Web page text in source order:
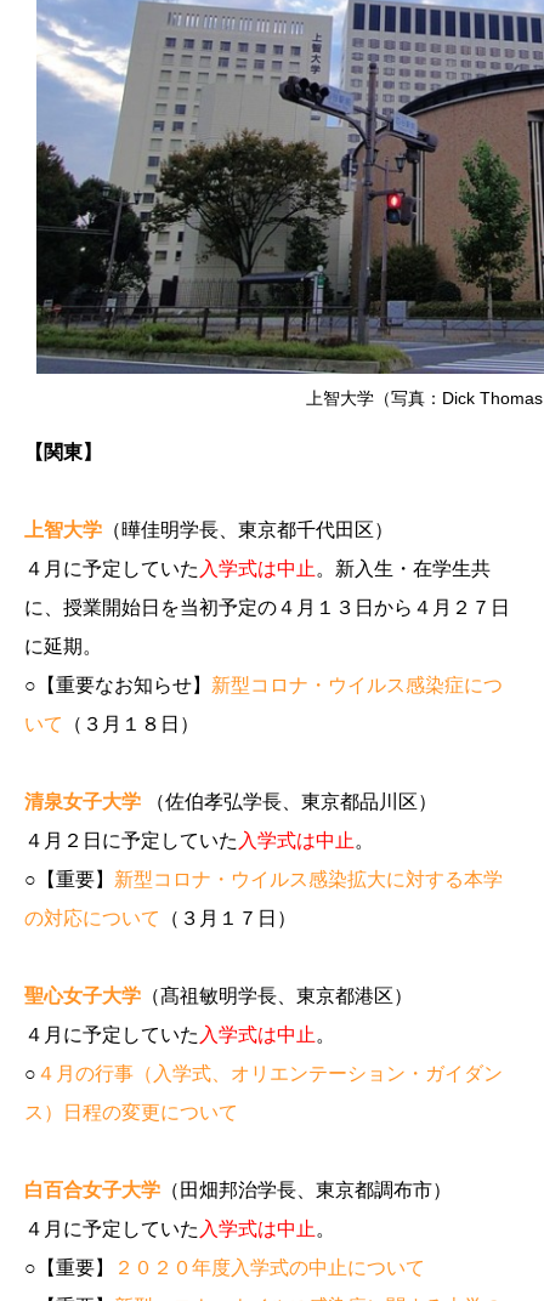
上智大学（写真：Dick
【関東】
上智大学 （曄佳明学長、東京都千代田区）
４月に予定していた 入学式は中止 。新入生・在学生共
に、授業開始日を当初予定の４月１３日から４月２７日
に延期。
○【重要なお知らせ】 新型コロナ・ウイルス感染症につ
いて
（３月１８日）
清泉女子大学 （佐伯孝弘学長、東京都品川区）
４月２日に予定していた 入学式は中止 。
○【重要】 新型コロナ・ウイルス感染拡大に対する本学
の対応について
（３月１７日）
聖心女子大学 （髙祖敏明学長、東京都港区）
４月に予定していた 入学式は中止 。
○ ４月の行事（入学式、オリエンテーション・ガイダン
ス）日程の変更について
白百合女子大学 （田畑邦治学長、東京都調布市）
４月に予定していた 入学式は中止 。
○【重要】
２０２０年度入学式の中止について